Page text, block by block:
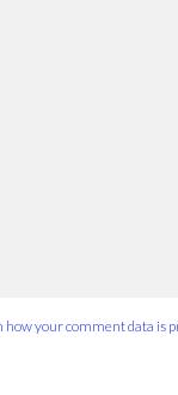
how your comment data is